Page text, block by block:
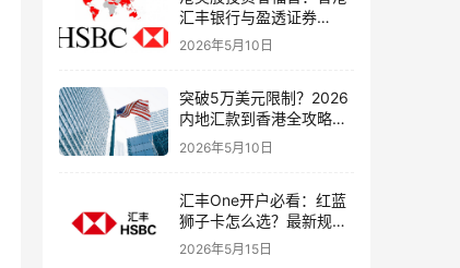
汇丰银行与盈透证券
（IBKR）绑定入金全流
2026年5月10日
突破5万美元限制？2026
内地汇款到香港全攻略：
4种合法路径、手续费对
比与避坑指南
2026年5月10日
汇丰One开户必看：红蓝
狮子卡怎么选？最新规则
+补办攻略+5个避坑指南
2026年5月15日